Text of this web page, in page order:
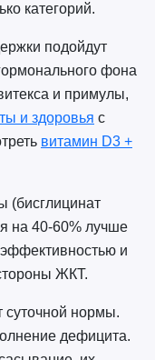
категорий.
подойдут
фона
и примулы,
и здоровья с
витамин D3 +
(бисглицинат
на 40-60% лучше
и
ЖКТ.
суточной нормы.
дефицита.